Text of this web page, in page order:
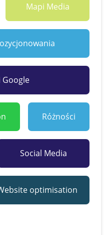
Mapi Media
Google
Różności
Social Media
optimisation